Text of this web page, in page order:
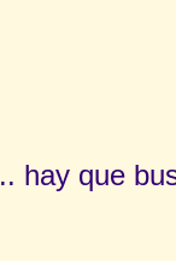
hay que